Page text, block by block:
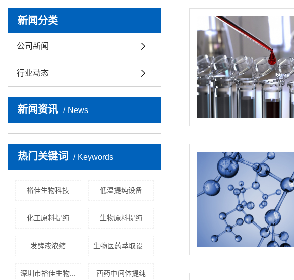
新闻分类
公司新闻
行业动态
新闻资讯 News
热门关键词 Keywords
裕佳生物科技 低温提纯设备
化工原料提纯 生物原料提纯
发酵液浓缩 生物医药萃取设...
深圳市裕佳生物... 西药中间体提纯